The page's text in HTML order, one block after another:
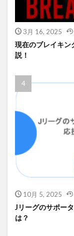
3月 16, 2025
現在のブレイキン
説！
10月 5, 2025
Jリーグのサポー
は？